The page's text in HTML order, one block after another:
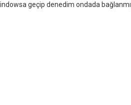
geçip denedim ondada